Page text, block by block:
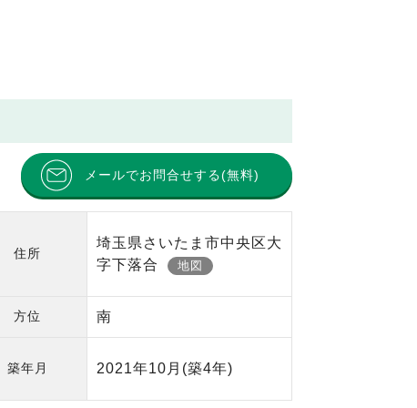
メールでお問合せする(無料)
住所
埼玉県さいたま市中央区大
字下落合
地図
方位 南
築年月 2021年10月 (築4年)